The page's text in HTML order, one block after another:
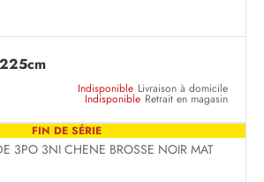
Indisponible Livraison à domicile
Indisponible Retrait en magasin
FIN DE SÉRIE